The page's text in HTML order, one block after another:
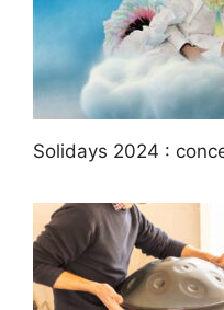
Solidays 2024 :